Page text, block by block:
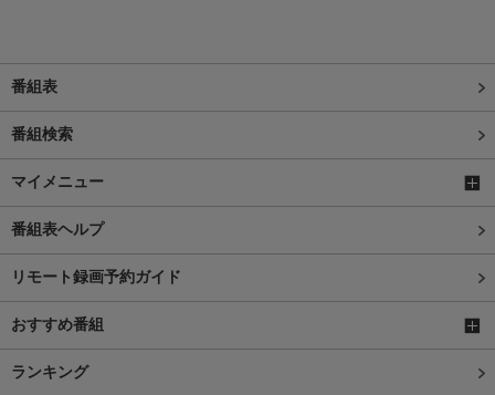
番組表
番組検索
マイメニュー
番組表ヘルプ
リモート録画予約ガイド
おすすめ番組
ランキング